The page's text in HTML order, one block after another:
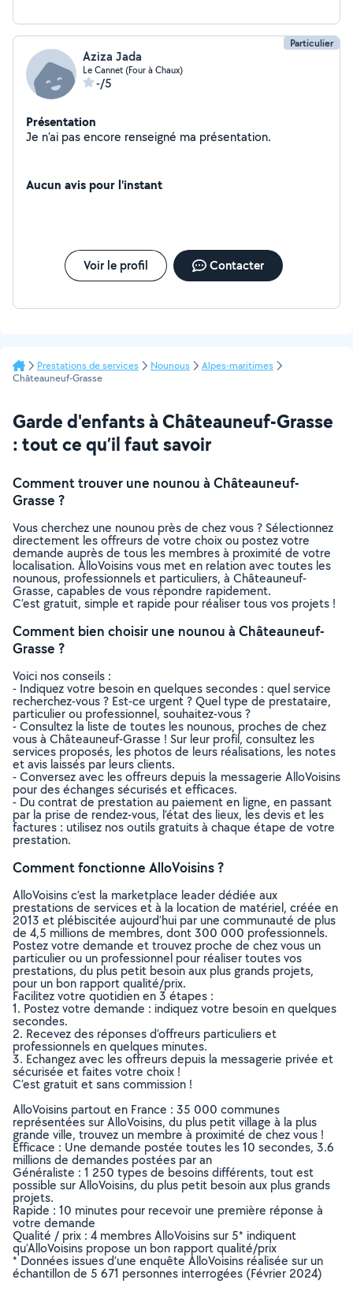
Particulier
Aziza Jada
Le Cannet (Four à Chaux)
-/5
Présentation
Je n'ai pas encore renseigné ma présentation.
Aucun avis pour l'instant
Voir le profil Contacter
Prestations de services Nounous
Alpes-maritimes
Châteauneuf-Grasse
Garde d'enfants à Châteauneuf-Grasse
: tout ce qu’il faut savoir
Comment trouver une nounou à Châteauneuf-
Grasse ?
Vous cherchez une nounou près de chez vous ? Sélectionnez
directement les offreurs de votre choix ou postez votre
demande auprès de tous les membres à proximité de votre
localisation. AlloVoisins vous met en relation avec toutes les
nounous, professionnels et particuliers, à Châteauneuf-
Grasse, capables de vous répondre rapidement.
C’est gratuit, simple et rapide pour réaliser tous vos projets !
Comment bien choisir une nounou à Châteauneuf-
Grasse ?
Voici nos conseils :
- Indiquez votre besoin en quelques secondes : quel service
recherchez-vous ? Est-ce urgent ? Quel type de prestataire,
particulier ou professionnel, souhaitez-vous ?
- Consultez la liste de toutes les nounous, proches de chez
vous à Châteauneuf-Grasse ! Sur leur profil, consultez les
services proposés, les photos de leurs réalisations, les notes
et avis laissés par leurs clients.
- Conversez avec les offreurs depuis la messagerie AlloVoisins
pour des échanges sécurisés et efficaces.
- Du contrat de prestation au paiement en ligne, en passant
par la prise de rendez-vous, l’état des lieux, les devis et les
factures : utilisez nos outils gratuits à chaque étape de votre
prestation.
Comment fonctionne AlloVoisins ?
AlloVoisins c’est la marketplace leader dédiée aux
prestations de services et à la location de matériel, créée en
2013 et plébiscitée aujourd’hui par une communauté de plus
de 4,5 millions de membres, dont 300 000 professionnels.
Postez votre demande et trouvez proche de chez vous un
particulier ou un professionnel pour réaliser toutes vos
prestations, du plus petit besoin aux plus grands projets,
pour un bon rapport qualité/prix.
Facilitez votre quotidien en 3 étapes :
1. Postez votre demande : indiquez votre besoin en quelques
secondes.
2. Recevez des réponses d’offreurs particuliers et
professionnels en quelques minutes.
3. Echangez avec les offreurs depuis la messagerie privée et
sécurisée et faites votre choix !
C’est gratuit et sans commission !
AlloVoisins partout en France : 35 000 communes
représentées sur AlloVoisins, du plus petit village à la plus
grande ville, trouvez un membre à proximité de chez vous !
Efficace : Une demande postée toutes les 10 secondes, 3.6
millions de demandes postées par an
Généraliste : 1 250 types de besoins différents, tout est
possible sur AlloVoisins, du plus petit besoin aux plus grands
projets.
Rapide : 10 minutes pour recevoir une première réponse à
votre demande
Qualité / prix : 4 membres AlloVoisins sur 5* indiquent
qu’AlloVoisins propose un bon rapport qualité/prix
* Données issues d’une enquête AlloVoisins réalisée sur un
échantillon de 5 671 personnes interrogées (Février 2024)